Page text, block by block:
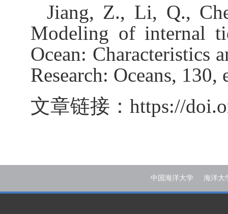
Jiang, Z., Li, Q.,
Modeling of internal
Ocean: Characteristics
Research: Oceans, 130,
文章链接： https://
中国海洋大学 海洋大